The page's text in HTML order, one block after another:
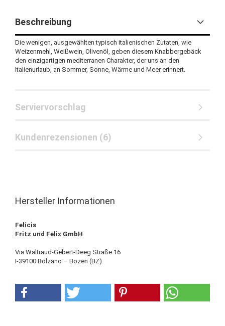
Beschreibung
Die wenigen, ausgewählten typisch italienischen Zutaten, wie
Weizenmehl, Weißwein, Olivenöl, geben diesem Knabbergebäck
den einzigartigen mediterranen Charakter, der uns an den
Italienurlaub, an Sommer, Sonne, Wärme und Meer erinnert.
Serviervorschlag
Kundenrezensionen (6)
Hersteller Informationen
Felicis
Fritz und Felix GmbH
Via Waltraud-Gebert-Deeg Straße 16
I-39100 Bolzano – Bozen (BZ)